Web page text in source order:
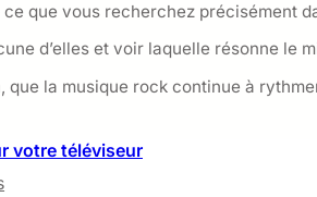
que vous recherchez précisément
d’elles et voir laquelle résonne le
que la musique rock continue à
votre téléviseur